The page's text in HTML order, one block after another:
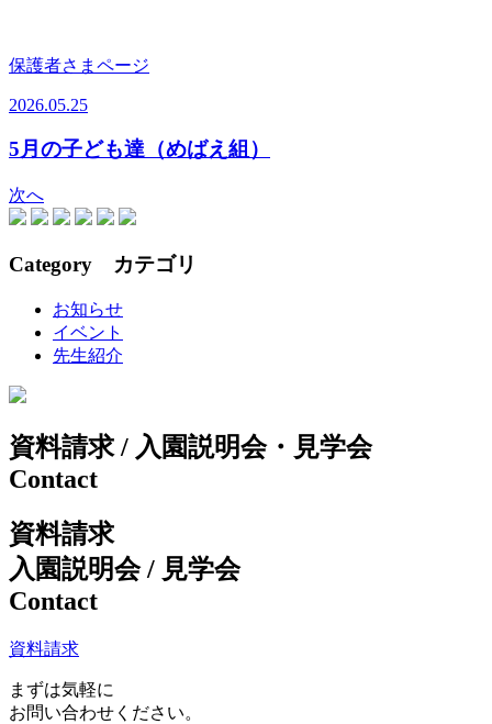
保護者さまページ
2026.05.25
5月の子ども達（めばえ組）
次へ
Category カテゴリ
お知らせ
イベント
先生紹介
資料請求 / 入園説明会・見学会
Contact
資料請求
入園説明会 / 見学会
Contact
資料請求
まずは気軽に
お問い合わせください。